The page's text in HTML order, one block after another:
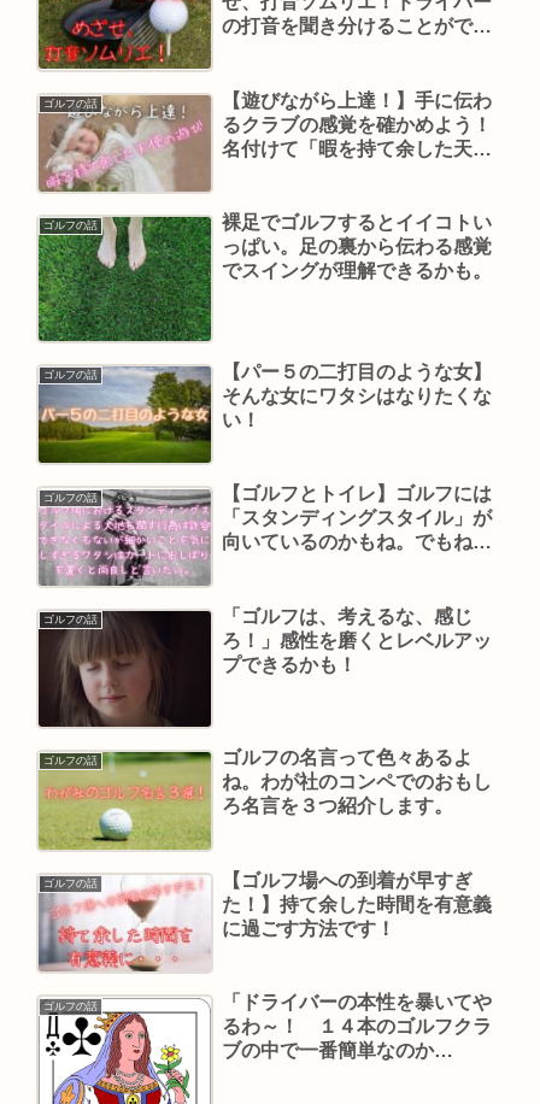
の打音を聞き分けることができ
ゴルフの話
【遊びながら上達！】手に伝わ
るクラブの感覚を確かめよう！
名付けて「暇を持て余した天使
ゴルフの話
裸足でゴルフするとイイコトい
っぱい。足の裏から伝わる感覚
でスイングが理解できるかも。
ゴルフの話
【パー５の二打目のような女】
そんな女にワタシはなりたくな
い！
ゴルフの話
【ゴルフとトイレ】ゴルフには
「スタンディングスタイル」が
向いているのかもね。でもね、
ゴルフの話
「ゴルフは、考えるな、感じ
ろ！」感性を磨くとレベルアッ
プできるかも！
ゴルフの話
ゴルフの名言って色々あるよ
ね。わが社のコンペでのおもし
ろ名言を３つ紹介します。
ゴルフの話
【ゴルフ場への到着が早すぎ
た！】持て余した時間を有意義
に過ごす方法です！
ゴルフの話
「ドライバーの本性を暴いてや
るわ～！ １４本のゴルフクラ
ブの中で一番簡単なのか